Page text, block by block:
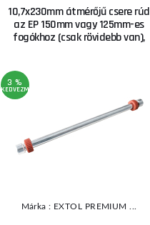
10,7x230mm átmérőjű csere rúd
az EP 150mm vagy 125mm-es
fogókhoz (csak rövidebb van),
3 %
KEDVEZMÉNY
Márka : EXTOL PREMIUM ...